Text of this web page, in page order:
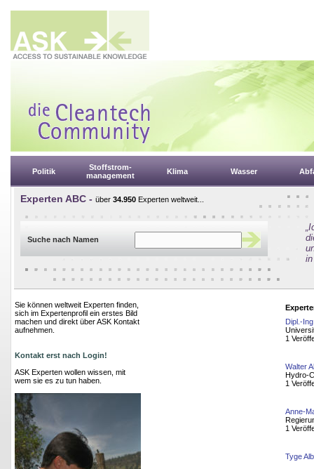
Politik
Stoffstrom-
management
Klima Wasser
Experten ABC - über 34.950 Experten weltweit...
Suche nach Namen
Sie können weltweit Experten finden,
sich im Expertenprofil ein erstes Bild
machen und direkt über ASK Kontakt
aufnehmen.
Kontakt erst nach Login!
ASK Experten wollen wissen, mit
wem sie es zu tun haben.
Dipl.-
1
Walter
Hydro-
1
Anne-
1
Tyge